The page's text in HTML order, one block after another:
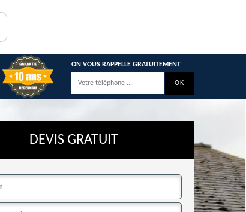
ON VOUS RAPPELLE GRATUITEMENT
DEVIS GRATUIT